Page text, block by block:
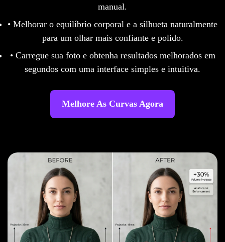
manual.
• Melhorar o equilíbrio corporal e a silhueta naturalmente
para um olhar mais confiante e polido.
• Carregue sua foto e obtenha resultados melhorados em
segundos com uma interface simples e intuitiva.
Melhore As Curvas Agora